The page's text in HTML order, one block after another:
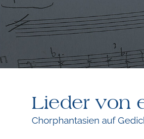
Lieder von
Chorphantasien auf